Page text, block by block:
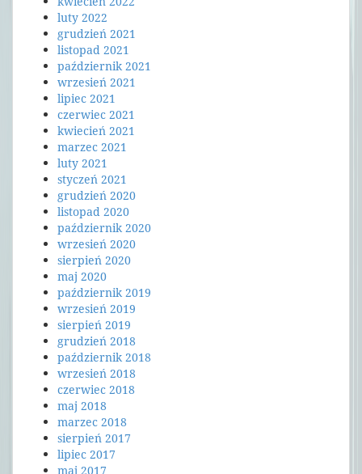
luty 2022
grudzień 2021
listopad 2021
październik 2021
wrzesień 2021
lipiec 2021
czerwiec 2021
kwiecień 2021
marzec 2021
luty 2021
styczeń 2021
grudzień 2020
listopad 2020
październik 2020
wrzesień 2020
sierpień 2020
maj 2020
październik 2019
wrzesień 2019
sierpień 2019
grudzień 2018
październik 2018
wrzesień 2018
czerwiec 2018
maj 2018
marzec 2018
sierpień 2017
lipiec 2017
maj 2017